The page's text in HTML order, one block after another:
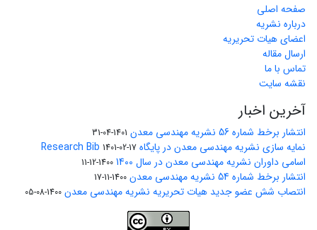
صفحه اصلی
درباره نشریه
اعضای هیات تحریریه
ارسال مقاله
تماس با ما
نقشه سایت
آخرین اخبار
انتشار برخط شماره 56 نشریه مهندسی معدن 1401-04-31
نمایه سازی نشریه مهندسی معدن در پایگاه Research Bib 1401-02-17
اسامی داوران نشریه مهندسی معدن در سال 1400 1400-12-11
انتشار برخط شماره 54 نشریه مهندسی معدن 1400-11-17
انتصاب شش عضو جدید هیات تحریریه نشریه مهندسی معدن 1400-08-05